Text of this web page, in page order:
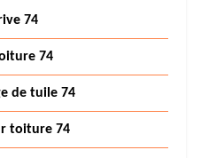
74
74
de tuile 74
toiture 74